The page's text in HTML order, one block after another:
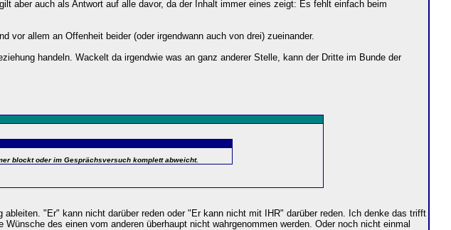
aber auch als Antwort auf alle davor, da der Inhalt immer eines zeigt: Es fehlt einfach beim
vor allem an Offenheit beider (oder irgendwann auch von drei) zueinander.
handeln. Wackelt da irgendwie was an ganz anderer Stelle, kann der Dritte im Bunde der
blockt oder im Gesprächsversuch komplett abweicht.
"Er" kann nicht darüber reden oder "Er kann nicht mit IHR" darüber reden. Ich denke das trifft
des einen vom anderen überhaupt nicht wahrgenommen werden. Oder noch nicht einmal